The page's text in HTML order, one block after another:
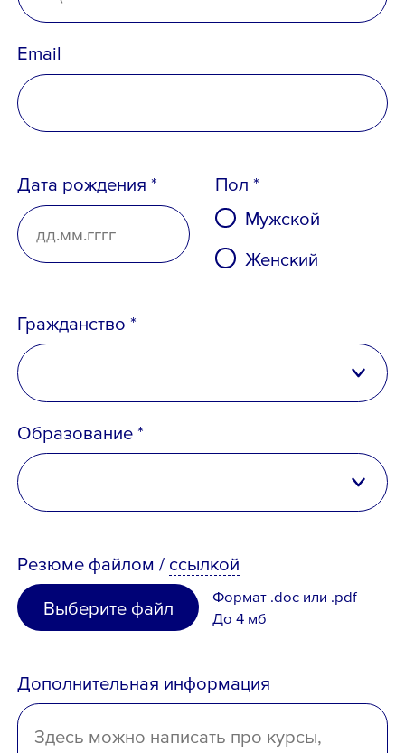
Email *
Вопрос *
Политикой
Порядком формирования кадрового
Email
Дата рождения *
Пол *
Мужской
Женский
Гражданство *
Российская Федерация
Беларусь
Узбекистан
Иное
Образование *
неполное высшее
среднее специальное
отсутствует
Резюме файлом / ссылкой
Выберите файл
Формат .doc или .pdf
До 4 мб
Дополнительная информация